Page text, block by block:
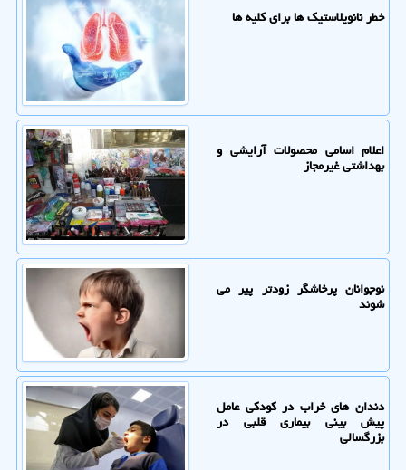
خطر نانوپلاستیک ها برای کلیه ها
اعلام اسامی محصولات آرایشی و
بهداشتی غیرمجاز
نوجوانان پرخاشگر زودتر پیر می
شوند
دندان های خراب در کودکی عامل
پیش بینی بیماری قلبی در
بزرگسالی